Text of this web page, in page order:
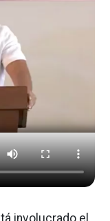
involucrado el